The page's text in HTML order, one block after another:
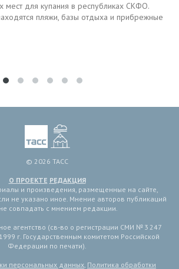
мест для купания в республиках СКФО.
пляжи, базы отдыха и прибрежные
© 2026 ТАСС
О ПРОЕКТЕ РЕДАКЦИЯ
и произведения, размещенные на сайте,
не указано иное. Мнение авторов публикаций
совпадать с мнением редакции.
агентство (св-во о регистрации СМИ № 3 247
г. Государственным комитетом Российской
Федерации по печати).
персональных данных, Политика обработки